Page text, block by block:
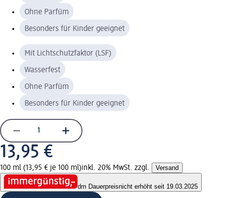
Ohne Parfüm
Besonders für Kinder geeignet
Mit Lichtschutzfaktor (LSF)
Wasserfest
Ohne Parfüm
Besonders für Kinder geeignet
13,95 €
100 ml (13,95 € je 100 ml)inkl. 20% MwSt. zzgl. Versand
dm Dauerpreisnicht erhöht seit 19.03.2025